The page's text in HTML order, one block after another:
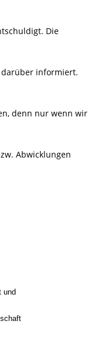
Die
informiert.
denn nur wenn wir
Abwicklungen
und